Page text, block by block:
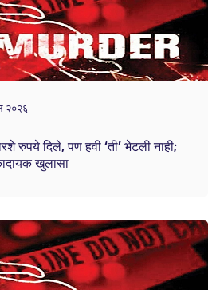
२०२६
रुपये दिले, पण हवी ‘ती’ भेटली नाही;
खुलासा